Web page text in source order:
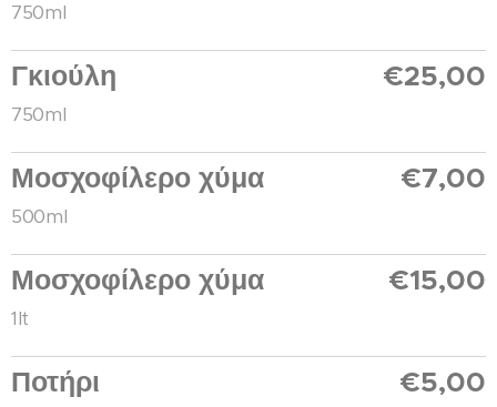
750ml
Γκιούλη
750ml
€25,00
Μοσχοφίλερο χύμα
500ml
€7,00
Μοσχοφίλερο χύμα
1lt
€15,00
Ποτήρι €5,00